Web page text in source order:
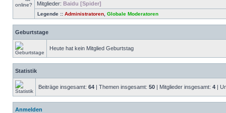
Mitglieder: Baidu [Spider]
Legende :: Administratoren Globale Moderatoren
Geburtstage
Heute hat kein Mitglied Geburtstag
Statistik
Beiträge insgesamt: 64 | Themen insgesamt: 50 | Mitglieder insgesamt: 4 |
Anmelden